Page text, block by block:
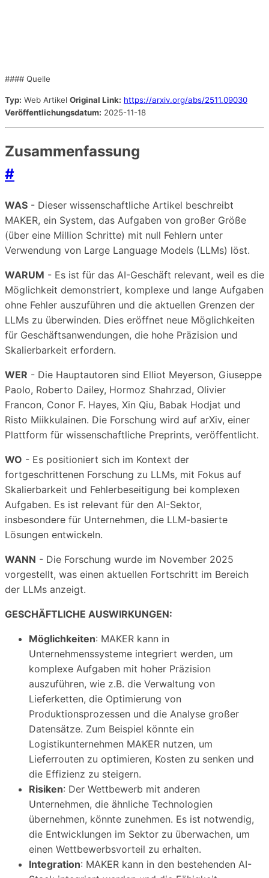
#### Quelle
Typ: Web Artikel Original Link: https://arxiv.org/abs/2511.09030
Veröffentlichungsdatum: 2025-11-18
Zusammenfassung
#
WAS - Dieser wissenschaftliche Artikel beschreibt
MAKER, ein System, das Aufgaben von großer Größe
(über eine Million Schritte) mit null Fehlern unter
Verwendung von Large Language Models (LLMs) löst.
WARUM - Es ist für das AI-Geschäft relevant, weil es die
Möglichkeit demonstriert, komplexe und lange Aufgaben
ohne Fehler auszuführen und die aktuellen Grenzen der
LLMs zu überwinden. Dies eröffnet neue Möglichkeiten
für Geschäftsanwendungen, die hohe Präzision und
Skalierbarkeit erfordern.
WER - Die Hauptautoren sind Elliot Meyerson, Giuseppe
Paolo, Roberto Dailey, Hormoz Shahrzad, Olivier
Francon, Conor F. Hayes, Xin Qiu, Babak Hodjat und
Risto Miikkulainen. Die Forschung wird auf arXiv, einer
Plattform für wissenschaftliche Preprints, veröffentlicht.
WO - Es positioniert sich im Kontext der
fortgeschrittenen Forschung zu LLMs, mit Fokus auf
Skalierbarkeit und Fehlerbeseitigung bei komplexen
Aufgaben. Es ist relevant für den AI-Sektor,
insbesondere für Unternehmen, die LLM-basierte
Lösungen entwickeln.
WANN - Die Forschung wurde im November 2025
vorgestellt, was einen aktuellen Fortschritt im Bereich
der LLMs anzeigt.
GESCHÄFTLICHE AUSWIRKUNGEN:
Möglichkeiten: MAKER kann in
Unternehmenssysteme integriert werden, um
komplexe Aufgaben mit hoher Präzision
auszuführen, wie z.B. die Verwaltung von
Lieferketten, die Optimierung von
Produktionsprozessen und die Analyse großer
Datensätze. Zum Beispiel könnte ein
Logistikunternehmen MAKER nutzen, um
Lieferrouten zu optimieren, Kosten zu senken und
die Effizienz zu steigern.
Risiken: Der Wettbewerb mit anderen
Unternehmen, die ähnliche Technologien
übernehmen, könnte zunehmen. Es ist notwendig,
die Entwicklungen im Sektor zu überwachen, um
einen Wettbewerbsvorteil zu erhalten.
Integration: MAKER kann in den bestehenden AI-